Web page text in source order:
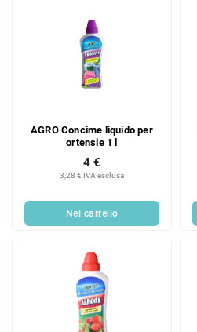
AGRO Concime liquido per
ortensie 1 l
3,28 € IVA esclusa
4 €
Nel carrello